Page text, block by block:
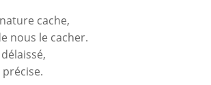
cache,
nous le cacher.